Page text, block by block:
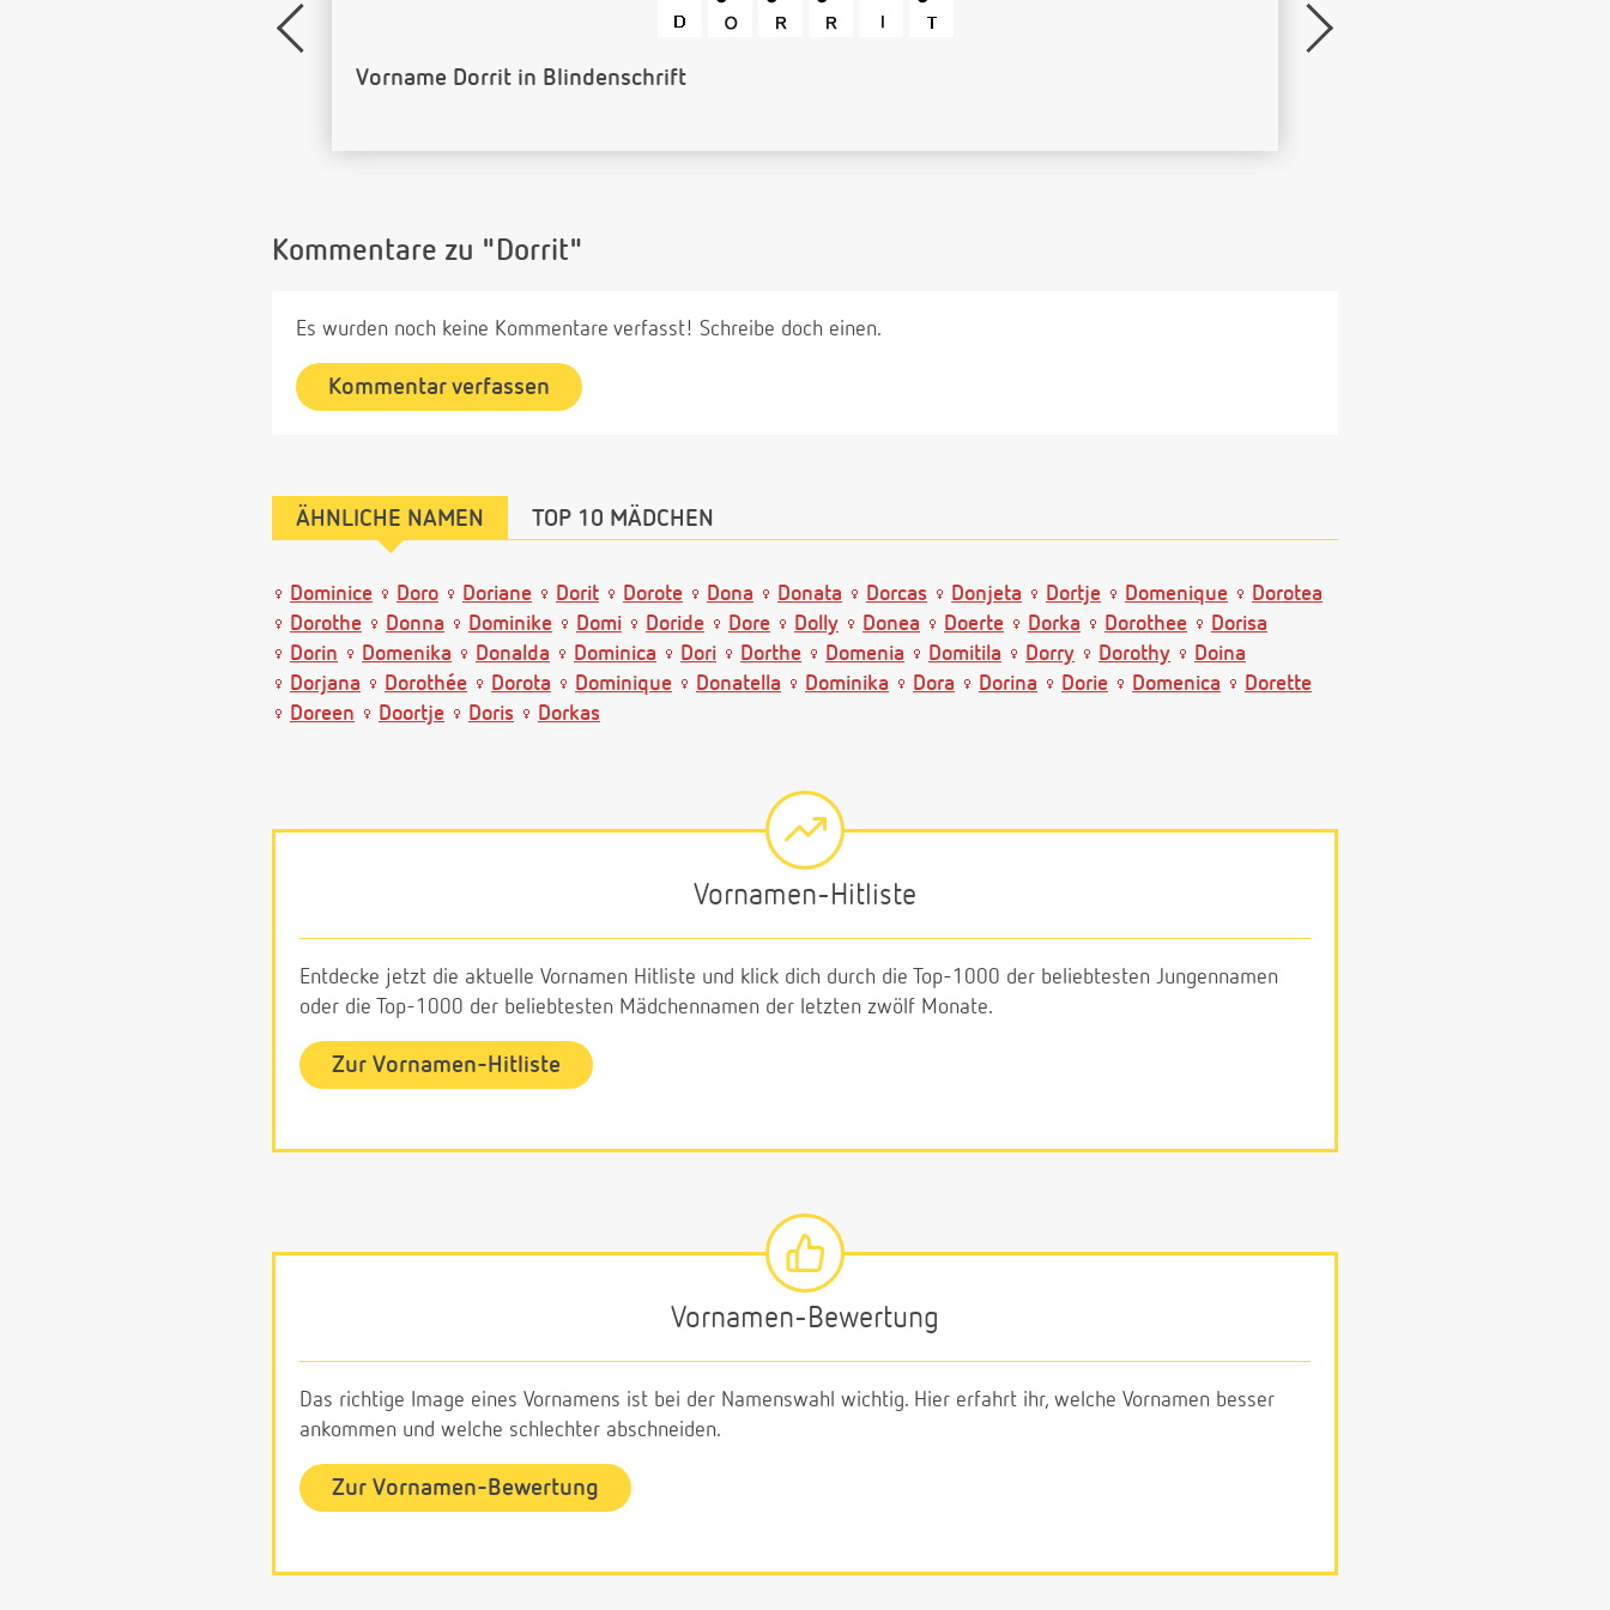
Name Dorrit als Barcode
Kommentare zu "Dorrit"
Es wurden noch keine Kommentare verfasst! Schreibe doch einen.
Kommentar verfassen
ÄHNLICHE NAMEN TOP 10 MÄDCHEN
Dominice Doro Doriane Dorit Dorote Dona Donata Dorcas Donjeta Dortje Domenique
Dorotea
Dorothe
Donna Dominike Domi Doride Dore Dolly Donea Doerte Dorka Dorothee
Dorisa
Dorin
Domenika Donalda Dominica Dori Dorthe Domenia Domitila Dorry Dorothy
Doina
Dorjana
Dorothée Dorota Dominique Donatella Dominika Dora Dorina Dorie Domenica
Dorette
Doreen
Doortje Doris Dorkas
Vornamen-Hitliste
Entdecke jetzt die aktuelle Vornamen Hitliste und klick dich durch die Top-1000 der beliebtesten Jungennamen
oder die Top-1000 der beliebtesten Mädchennamen der letzten zwölf Monate.
Zur Vornamen-Hitliste
Vornamen-Bewertung
Das richtige Image eines Vornamens ist bei der Namenswahl wichtig. Hier erfahrt ihr, welche Vornamen besser
ankommen und welche schlechter abschneiden.
Zur Vornamen-Bewertung